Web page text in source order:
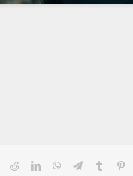
RedditLinkedInWhatsApp
TelegramTumblr